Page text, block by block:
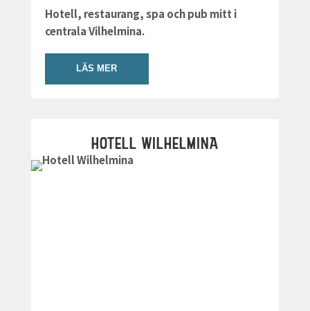
Hotell, restaurang, spa och pub mitt i
centrala Vilhelmina.
LÄS MER
HOTELL WILHELMINA